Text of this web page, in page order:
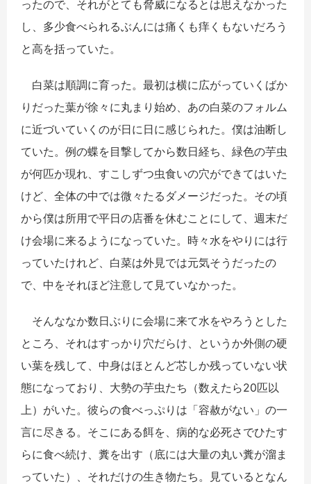
ったので、それがとても脅威になるとは思えなかった
し、多少食べられるぶんには痛くも痒くもないだろう
と高を括っていた。
白菜は順調に育った。最初は横に広がっていくばか
りだった葉が徐々に丸まり始め、あの白菜のフォルム
に近づいていくのが日に日に感じられた。僕は油断し
ていた。例の蝶を目撃してから数日経ち、緑色の芋虫
が何匹か現れ、すこしずつ虫食いの穴ができてはいた
けど、全体の中では微々たるダメージだった。その頃
から僕は所用で平日の店番を休むことにして、週末だ
け会場に来るようになっていた。時々水をやりには行
っていたけれど、白菜は外見では元気そうだったの
で、中をそれほど注意して見ていなかった。
そんななか数日ぶりに会場に来て水をやろうとした
ところ、それはすっかり穴だらけ、というか外側の硬
い葉を残して、中身はほとんど芯しか残っていない状
態になっており、大勢の芋虫たち（数えたら20匹以
上）がいた。彼らの食べっぷりは「容赦がない」の一
言に尽きる。そこにある餌を、病的な必死さでひたす
らに食べ続け、糞を出す（底には大量の丸い糞が溜ま
っていた）、それだけの生き物たち。見ているとなん